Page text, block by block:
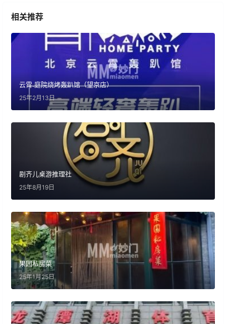
相关推荐
云霄.庭院烧烤轰趴馆（望京店）
25年2月13日
剧齐儿桌游推理社
25年8月19日
果园私房菜
25年1月25日